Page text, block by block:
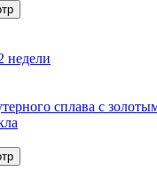
недели
сплава с